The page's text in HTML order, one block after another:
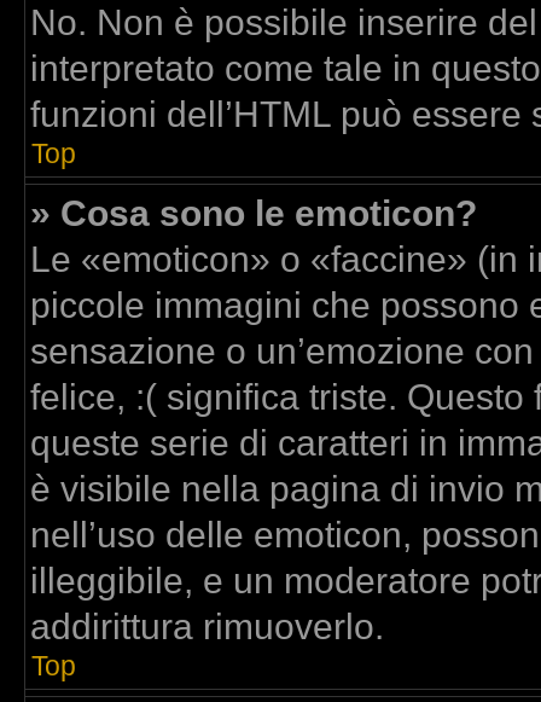
No. Non è possibile inserire
interpretato come tale in
funzioni dell’HTML può
Top
» Cosa sono le emoticon?
Le «emoticon» o «faccine» (in
piccole immagini che possono
sensazione o un’emozione
felice, :( significa triste.
queste serie di caratteri in
è visibile nella pagina di invio
nell’uso delle emoticon,
illeggibile, e un moderatore
addirittura rimuoverlo.
Top